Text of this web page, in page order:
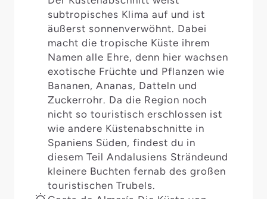
subtropisches Klima auf und ist
äußerst sonnenverwöhnt. Dabei
macht die tropische Küste ihrem
Namen alle Ehre, denn hier wachsen
exotische Früchte und Pflanzen wie
Bananen, Ananas, Datteln und
Zuckerrohr. Da die Region noch
nicht so touristisch erschlossen ist
wie andere Küstenabschnitte in
Spaniens Süden, findest du in
diesem Teil Andalusiens Strändeund
kleinere Buchten fernab des großen
touristischen Trubels.